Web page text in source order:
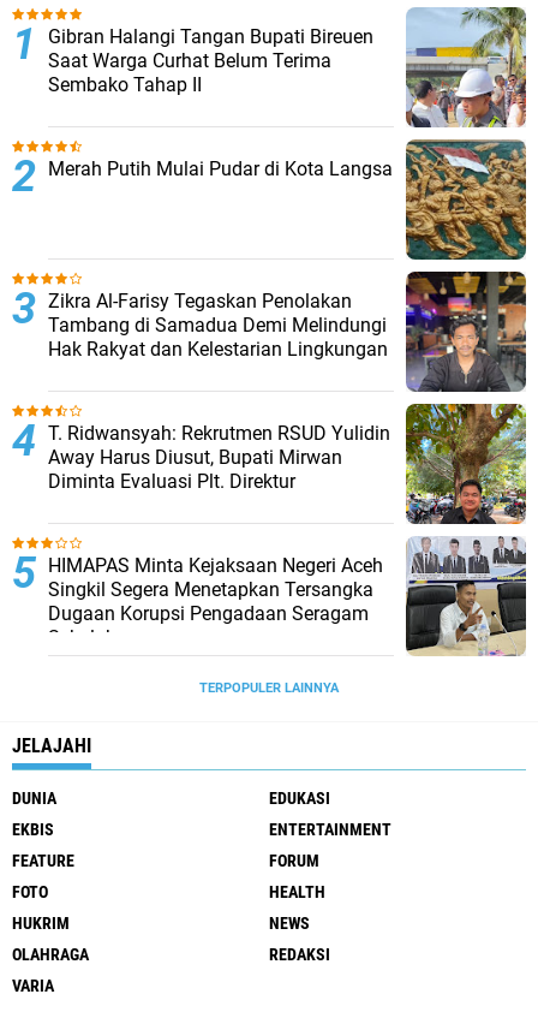
Gibran Halangi Tangan Bupati Bireuen
Saat Warga Curhat Belum Terima
Sembako Tahap II
Merah Putih Mulai Pudar di Kota Langsa
Zikra Al-Farisy Tegaskan Penolakan
Tambang di Samadua Demi Melindungi
Hak Rakyat dan Kelestarian Lingkungan
T. Ridwansyah: Rekrutmen RSUD Yulidin
Away Harus Diusut, Bupati Mirwan
Diminta Evaluasi Plt. Direktur
HIMAPAS Minta Kejaksaan Negeri Aceh
Singkil Segera Menetapkan Tersangka
Dugaan Korupsi Pengadaan Seragam
Sekolah
TERPOPULER LAINNYA
JELAJAHI
DUNIA
EDUKASI
EKBIS
ENTERTAINMENT
FEATURE
FORUM
FOTO
HEALTH
HUKRIM
NEWS
OLAHRAGA
REDAKSI
VARIA